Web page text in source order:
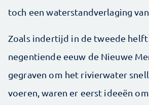
toch een waterstandverlaging van
Zoals indertijd in de tweede helft
negentiende eeuw de Nieuwe
gegraven om het rivierwater
voeren, waren er eerst ideeën